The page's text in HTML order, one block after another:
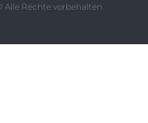
Alle Rechte vorbehalten.